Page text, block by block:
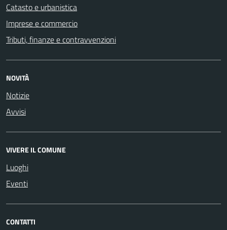
Catasto e urbanistica
Imprese e commercio
Tributi, finanze e contravvenzioni
NOVITÀ
Notizie
Avvisi
VIVERE IL COMUNE
Luoghi
Eventi
CONTATTI